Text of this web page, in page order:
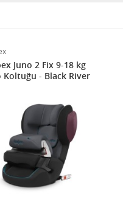
Juno 2 Fix 9-18 kg
Koltuğu - Black River